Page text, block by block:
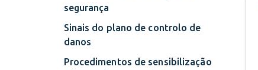
segurança
Sinais do plano de controlo de
danos
Procedimentos de sensibilização